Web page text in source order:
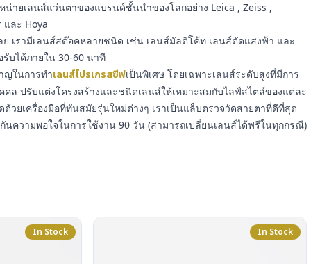
น่ายเลนส์แว่นตาของแบรนด์ชั้นนำของโลกอย่าง Leica , Zeiss ,
และ Hoya
ย เรามีเลนส์สต๊อคหลายชนิด เช่น เลนส์มัลติโค้ท เลนส์ตัดแสงฟ้า และ
บได้ภายใน 30-60 นาที
ญในการทำเลนส์โปรเกรสซีฟเป็นพิเศษ โดยเฉพาะเลนส์ระดับสูงที่มีการ
ล ปรับแต่งโครงสร้างและชนิดเลนส์ให้เหมาะสมกับไลฟ์สไตล์ของแต่ละ
วยเครื่องมือที่ทันสมัยรุ่นใหม่ต่างๆ เราเป็นแล็บตรวจวัดสายตาที่ดีที่สุด
นความพอใจในการใช้งาน 90 วัน (สามารถเปลี่ยนเลนส์ได้ฟรีในทุกกรณี)
In Stock In Stock